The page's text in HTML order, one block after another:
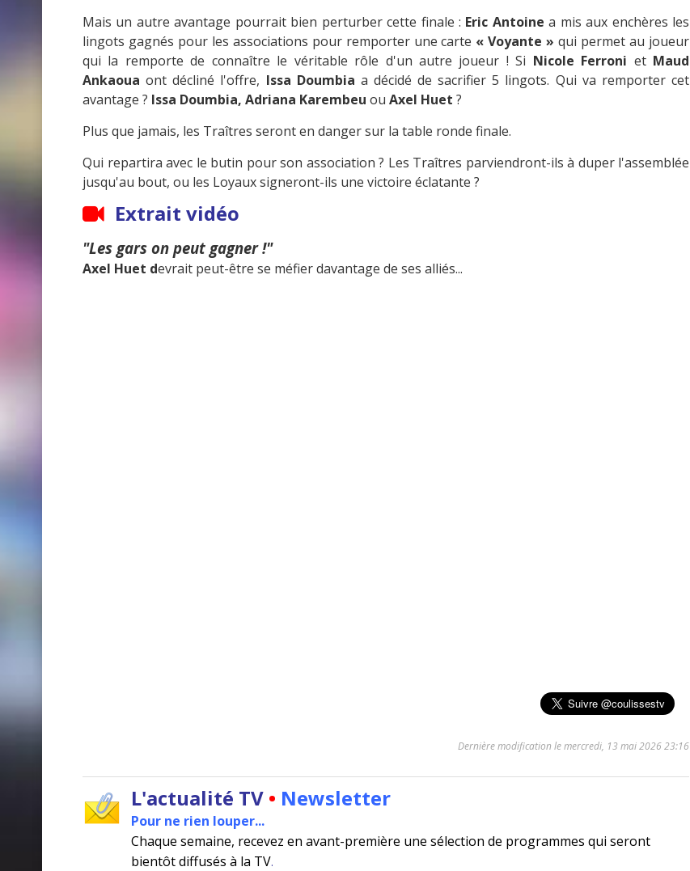
Mais un autre avantage pourrait bien perturber cette finale : Eric Antoine a mis aux enchères les
lingots gagnés pour les associations pour remporter une carte « Voyante » qui permet au joueur
qui la remporte de connaître le véritable rôle d'un autre joueur ! Si Nicole Ferroni et Maud
Ankaoua ont décliné l'offre, Issa Doumbia a décidé de sacrifier 5 lingots. Qui va remporter cet
avantage ? Issa Doumbia, Adriana Karembeu ou Axel Huet ?
Plus que jamais, les Traîtres seront en danger sur la table ronde finale.
Qui repartira avec le butin pour son association ? Les Traîtres parviendront-ils à duper l'assemblée
jusqu'au bout, ou les Loyaux signeront-ils une victoire éclatante ?
Extrait vidéo
"Les gars on peut gagner !"
Axel Huet devrait peut-être se méfier davantage de ses alliés...
Dernière modification le mercredi, 13 mai 2026 23:16
L'actualité TV • Newsletter
Pour ne rien louper...
Chaque semaine, recevez en avant-première une sélection de programmes qui seront
bientôt diffusés à la TV.